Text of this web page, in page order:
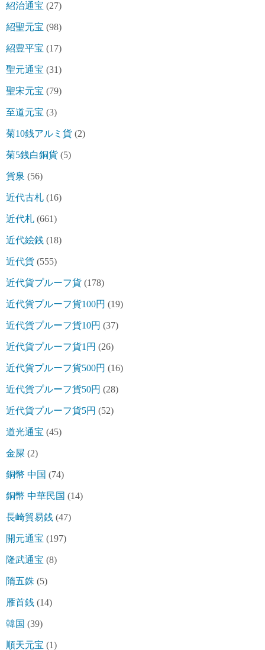
紹治通宝 (27)
紹聖元宝 (98)
紹豊平宝 (17)
聖元通宝 (31)
聖宋元宝 (79)
至道元宝 (3)
菊10銭アルミ貨 (2)
菊5銭白銅貨 (5)
貨泉 (56)
近代古札 (16)
近代札 (661)
近代絵銭 (18)
近代貨 (555)
近代貨プルーフ貨 (178)
近代貨プルーフ貨100円 (19)
近代貨プルーフ貨10円 (37)
近代貨プルーフ貨1円 (26)
近代貨プルーフ貨500円 (16)
近代貨プルーフ貨50円 (28)
近代貨プルーフ貨5円 (52)
道光通宝 (45)
金屎 (2)
銅幣 中国 (74)
銅幣 中華民国 (14)
長崎貿易銭 (47)
開元通宝 (197)
隆武通宝 (8)
隋五銖 (5)
雁首銭 (14)
韓国 (39)
順天元宝 (1)